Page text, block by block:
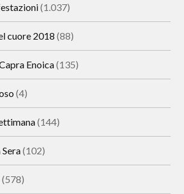
(1.037)
cuore 2018 (88)
Enoica(135)
(4)
(144)
(102)
(578)